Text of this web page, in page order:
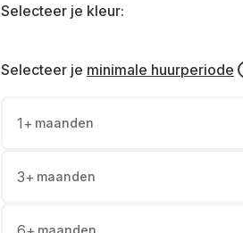
Selecteer je kleur:
Selecteer je minimale huurperiode
1+ maanden
3+ maanden
maanden